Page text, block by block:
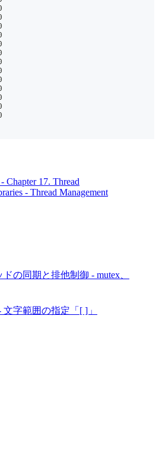
Chapter 17. Thread
- Thread Management
ドの同期と排他制御 - mutex、
字範囲の指定「[ ]」